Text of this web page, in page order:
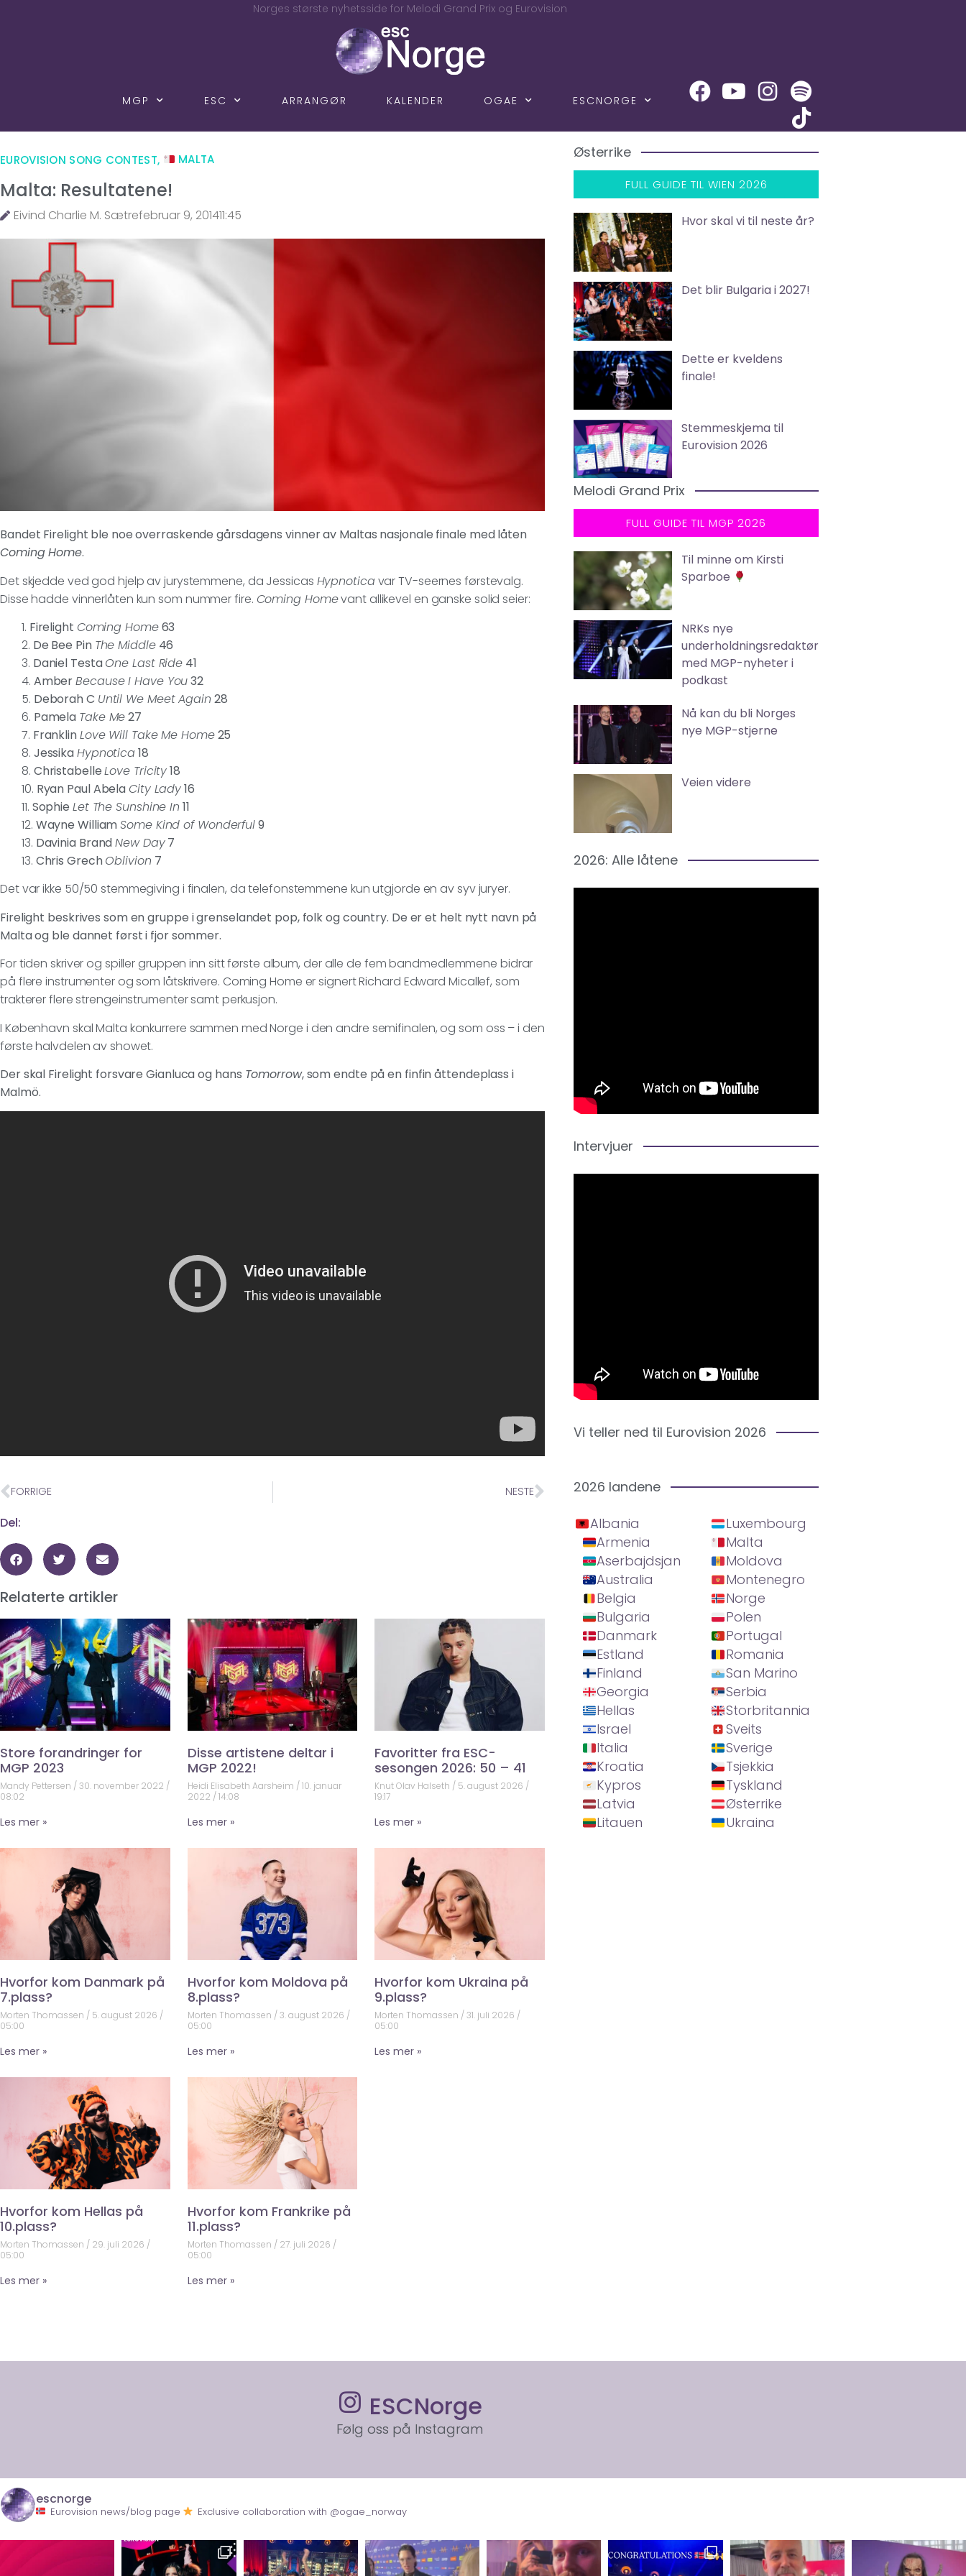
Norges største nyhetsside for Melodi Grand Prix og Eurovision
MGP ESC ARRANGØR KALENDER OGAE ESCNORGE
EUROVISION SONG CONTEST, MALTA
Malta: Resultatene!
Eivind Charlie M. Sætrefebruar 9, 201411:45
Bandet Firelight ble noe overraskende gårsdagens vinner av Maltas nasjonale finale med låten
Coming Home.
Det skjedde ved god hjelp av jurystemmene, da Jessicas Hypnoticavar TV-seernes førstevalg.
Disse hadde vinnerlåten kun som nummer fire. Coming Homevant allikevel en ganske solid seier:
1. Firelight Coming Home63
2. De Bee Pin The Middle 46
3. Daniel TestaOne Last Ride 41
4. AmberBecause I Have You32
5. Deborah C Until We Meet Again 28
6. Pamela Take Me27
7. FranklinLove Will Take Me Home25
8. JessikaHypnotica18
8. ChristabelleLove Tricity18
10. Ryan Paul Abela City Lady16
11. Sophie Let The Sunshine In 11
12. Wayne WilliamSome Kind of Wonderful9
13. Davinia BrandNew Day7
13. Chris GrechOblivion 7
Det var ikke 50/50 stemmegiving i finalen, da telefonstemmene kun utgjorde en av syv juryer.
Firelight beskrives som en gruppe i grenselandet pop, folk og country. De er et helt nytt navn på
Malta og ble dannet først i fjor sommer.
For tiden skriver og spiller gruppen inn sitt første album, der alle de fem bandmedlemmene bidrar
på flere instrumenter og som låtskrivere. Coming Home er signert Richard Edward Micallef, som
trakterer flere strengeinstrumenter samt perkusjon.
I København skal Malta konkurrere sammen med Norge i den andre semifinalen, og som oss – i den
første halvdelen av showet.
Der skal Firelight forsvare Gianluca og hans Tomorrow, som endte på en finfin åttendeplass i
Malmö.
FORRIGE NESTE
Del:
Relaterte artikler
Store forandringer for
MGP 2023
Mandy Pettersen
30. november 2022
08:02
Les mer »
Disse artistene deltar i
MGP 2022!
Heidi Elisabeth Aarsheim 10. januar
2022 14:08
Les mer »
Favoritter fra ESC-
sesongen 2026: 50 – 41
Knut Olav Halseth
5. august 2026
19:17
Les mer »
Hvorfor kom Danmark på
7.plass?
Morten Thomassen
5. august 2026
05:00
Les mer »
Hvorfor kom Moldova på
8.plass?
Morten Thomassen 3. august 2026
05:00
Les mer »
Hvorfor kom Ukraina på
9.plass?
Morten Thomassen
31. juli 2026
05:00
Les mer »
Hvorfor kom Hellas på
10.plass?
Morten Thomassen
29. juli 2026
05:00
Les mer »
Hvorfor kom Frankrike på
11.plass?
Morten Thomassen 27. juli 2026
05:00
Les mer »
Østerrike
FULL GUIDE TIL WIEN 2026
Hvor skal vi til neste år?
Det blir Bulgaria i 2027!
Dette er kveldens
finale!
Stemmeskjema til
Eurovision 2026
Melodi Grand Prix
FULL GUIDE TIL MGP 2026
Til minne om Kirsti
Sparboe
NRKs nye
underholdningsredaktør
med MGP-nyheter i
podkast
Nå kan du bli Norges
nye MGP-stjerne
Veien videre
2026: Alle låtene
Intervjuer
Vi teller ned til Eurovision 2026
2026 landene
Albania
Armenia
Aserbajdsjan
Australia
Belgia
Bulgaria
Danmark
Estland
Finland
Georgia
Hellas
Israel
Italia
Kroatia
Kypros
Latvia
Litauen
Luxembourg
Malta
Moldova
Montenegro
Norge
Polen
Portugal
Romania
San Marino
Serbia
Storbritannia
Sveits
Sverige
Tsjekkia
Tyskland
Østerrike
Ukraina
ESCNorge
Følg oss på Instagram
escnorge
Eurovision news/blog page Exclusive collaboration with @ogae_norway